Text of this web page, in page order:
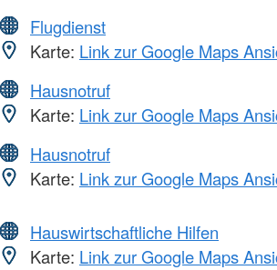
Flugdienst
Karte: Link zur Google Maps
Hausnotruf
Karte: Link zur Google Maps
Hausnotruf
Karte: Link zur Google Maps
Hauswirtschaftliche Hilfen
Karte: Link zur Google Maps